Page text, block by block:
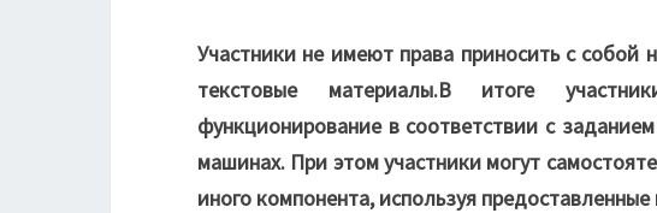
Участники не имеют права приносить с собой
текстовые материалы.В итоге
функционирование в соответствии с
машинах. При этом участники могут
иного компонента, используя